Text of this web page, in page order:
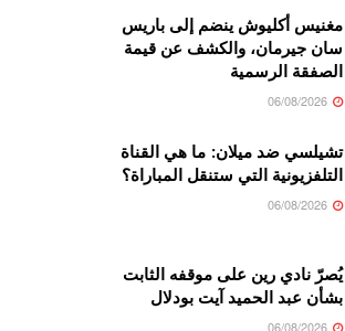
مغنيس أكليوش ينضم إلى باريس
سان جيرمان، والكشف عن قيمة
الصفقة الرسمية
تشيلسي ضد ميلان: ما هي القناة
التلفزيونية التي ستنقل المباراة؟
يُصرّ نادي رين على موقفه الثابت
بشأن عبد الحميد آيت بودلال